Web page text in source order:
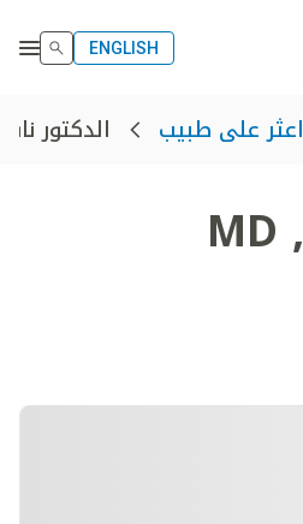
ENGLISH
اعثر على طبيب الدكتور
,
MD